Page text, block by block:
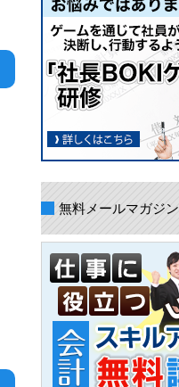
無料メールマガジン